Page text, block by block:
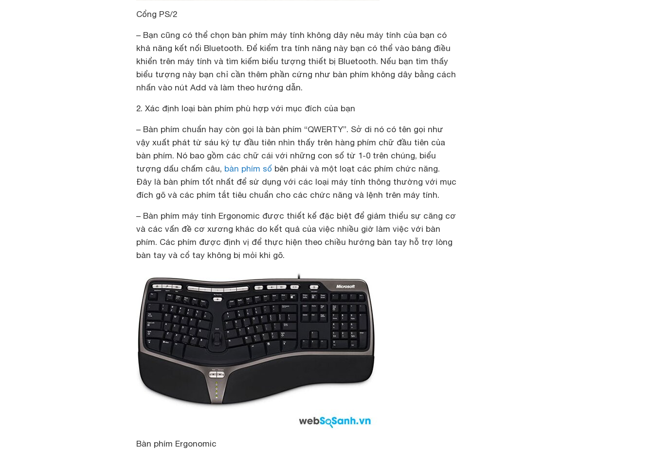
Cổng PS/2
– Bạn cũng có thể chọn bàn phím máy tính không dây nêu máy tính của bạn có
khả năng kết nối Bluetooth. Để kiểm tra tính năng này bạn có thể vào bảng điều
khiển trên máy tính và tìm kiếm biểu tượng thiết bị Bluetooth. Nếu bạn tìm thấy
biểu tượng này bạn chỉ cần thêm phần cứng như bàn phím không dây bằng cách
nhấn vào nút Add và làm theo hướng dẫn.
2. Xác định loại bàn phím phù hợp với mục đích của bạn
– Bàn phím chuẩn hay còn gọi là bàn phím “QWERTY”. Sở di nó có tên gọi như
vậy xuất phát từ sáu ký tự đầu tiên nhìn thấy trên hàng phím chữ đầu tiên của
bàn phím. Nó bao gồm các chữ cái với những con số từ 1-0 trên chúng, biểu
tượng dấu chấm câu, bàn phím số bên phải và một loạt các phím chức năng.
Đây là bàn phím tốt nhất để sử dụng với các loại máy tính thông thường với mục
đích gõ và các phím tắt tiêu chuẩn cho các chức năng và lệnh trên máy tính.
– Bàn phím máy tính Ergonomic được thiết kế đặc biệt để giảm thiểu sự căng cơ
và các vấn đề cơ xương khác do kết quả của việc nhiều giờ làm việc với bàn
phím. Các phím được định vị để thực hiện theo chiều hướng bàn tay hỗ trợ lòng
bàn tay và cổ tay không bị mỏi khi gõ.
Bàn phím Ergonomic